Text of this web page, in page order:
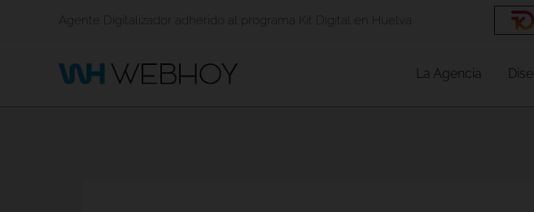
Agente Digitalizador adherido al programa Kit Digital en Huelva
La Agencia